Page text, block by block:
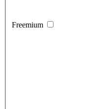
Freemium